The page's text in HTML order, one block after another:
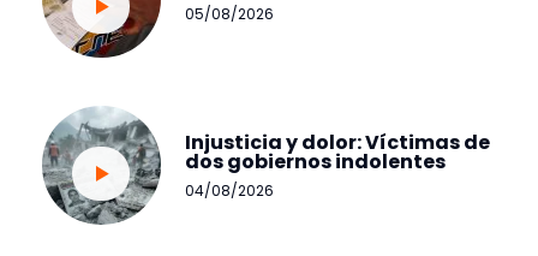
05/08/2026
Injusticia y dolor: Víctimas de
dos gobiernos indolentes
04/08/2026